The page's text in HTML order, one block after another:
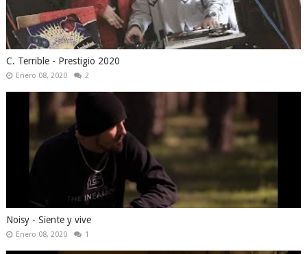
C. Terrible - Prestigio 2020
Enero 08, 2020 2
Noisy - Siente y vive
Enero 08, 2020 1